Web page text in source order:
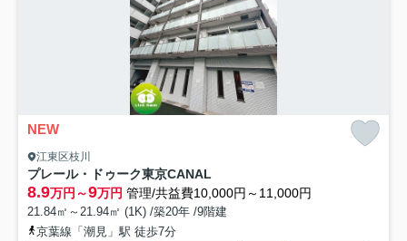
NEW
江東区枝川
プレール・ドゥーク東京CANAL
8.9万円～9万円 管理/共益費10,000円～11,000円
21.84㎡～21.94㎡ (1K) /築20年 /9階建
京葉線「潮見」駅 徒歩7分